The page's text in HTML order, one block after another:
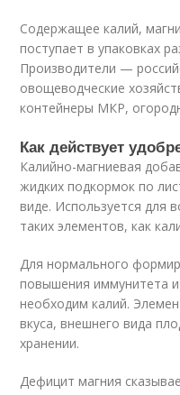
Содержащее калий,
поступает в упаковках
Производители —
овощеводческие
контейнеры МКР,
Как действует
Калийно-магниевая
жидких подкормок по
виде. Используется для
таких элементов, как
Для нормального
повышения иммунитета
необходим калий.
вкуса, внешнего вида
хранении.
Дефицит магния